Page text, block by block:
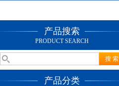
产品搜索
PRODUCT SEARCH
产品分类